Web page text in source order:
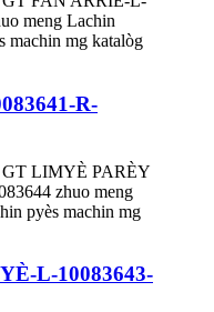
R-
L-10083643-